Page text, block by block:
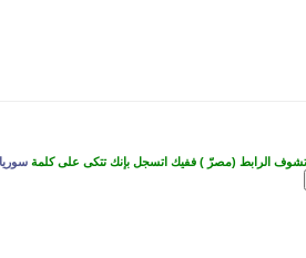
اتشوف الرابط (مصرّ ) ففيك اتسجل بإنك تتكى على كلمةسوريا